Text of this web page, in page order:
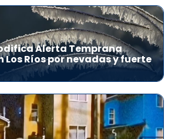
Alerta Temprana
Los Ríos por nevadas y fuerte